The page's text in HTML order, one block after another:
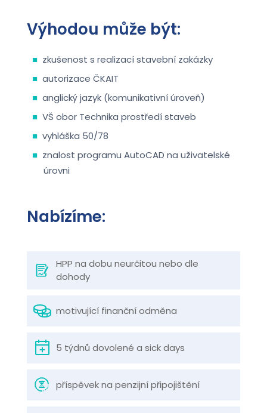
Výhodou může být:
zkušenost s realizací stavební zakázky
autorizace ČKAIT
anglický jazyk (komunikativní úroveň)
VŠ obor Technika prostředí staveb
vyhláška 50/78
znalost programu AutoCAD na uživatelské
úrovni
Nabízíme:
HPP na dobu neurčitou nebo dle
dohody
motivující finanční odměna
5 týdnů dovolené a sick days
příspěvek na penzijní připojištění